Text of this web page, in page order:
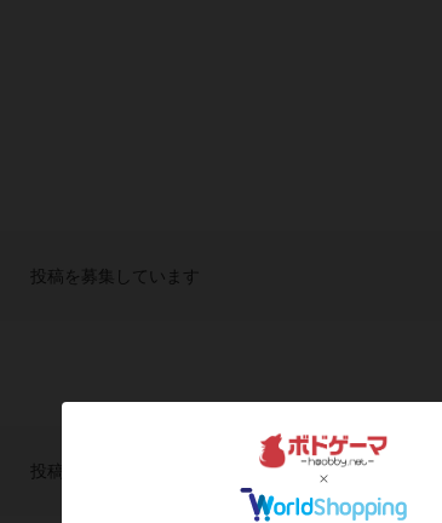
投稿を募集しています
投稿を募集しています